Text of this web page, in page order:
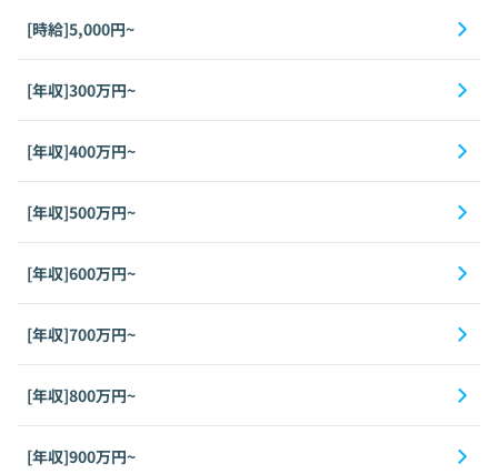
[時給]5,000円~
[年収]300万円~
[年収]400万円~
[年収]500万円~
[年収]600万円~
[年収]700万円~
[年収]800万円~
[年収]900万円~